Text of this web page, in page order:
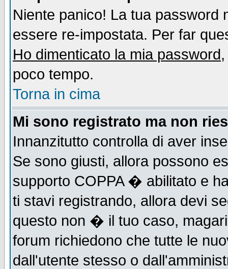
Niente panico! La tua
essere re-impostata. Per far
Ho dimenticato la mia password
poco tempo.
Torna in cima
Mi sono registrato ma non
Innanzitutto controlla di aver
Se sono giusti, allora possono
supporto COPPA � abilitato e
ti stavi registrando, allora devi
questo non � il tuo caso,
forum richiedono che tutte le
dall'utente stesso o